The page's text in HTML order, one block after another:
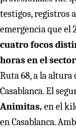
testigos, registros
emergencia que el
cuatro focos
horas en el
Ruta 68, a la
Casablanca. El
Animitas, en el
en Casablanca.